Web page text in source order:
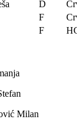
D
F
F
Milan